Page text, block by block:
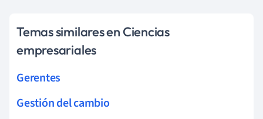
Temas similares en Ciencias
empresariales
Gerentes
Gestión del cambio